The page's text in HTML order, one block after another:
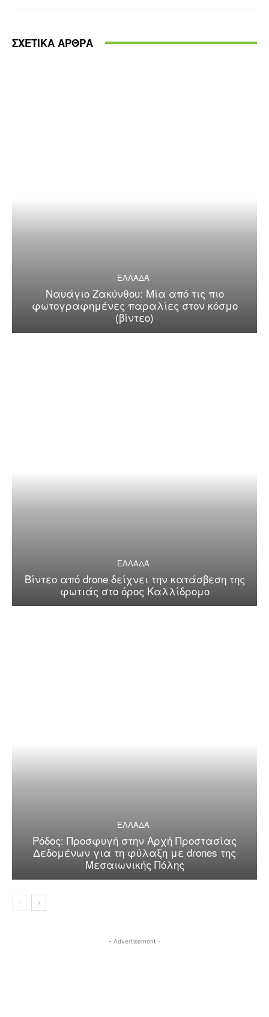
ΣΧΕΤΙΚΑ ΑΡΘΡΑ
ΕΛΛΑΔΑ
Ναυάγιο Ζακύνθου: Μία από τις πιο
φωτογραφημένες παραλίες στον κόσμο
(βίντεο)
ΕΛΛΑΔΑ
Βίντεο από drone δείχνει την κατάσβεση της
φωτιάς στο όρος Καλλίδρομο
ΕΛΛΑΔΑ
Ρόδος: Προσφυγή στην Αρχή Προστασίας
Δεδομένων για τη φύλαξη με drones της
Μεσαιωνικής Πόλης
- Advertisement -